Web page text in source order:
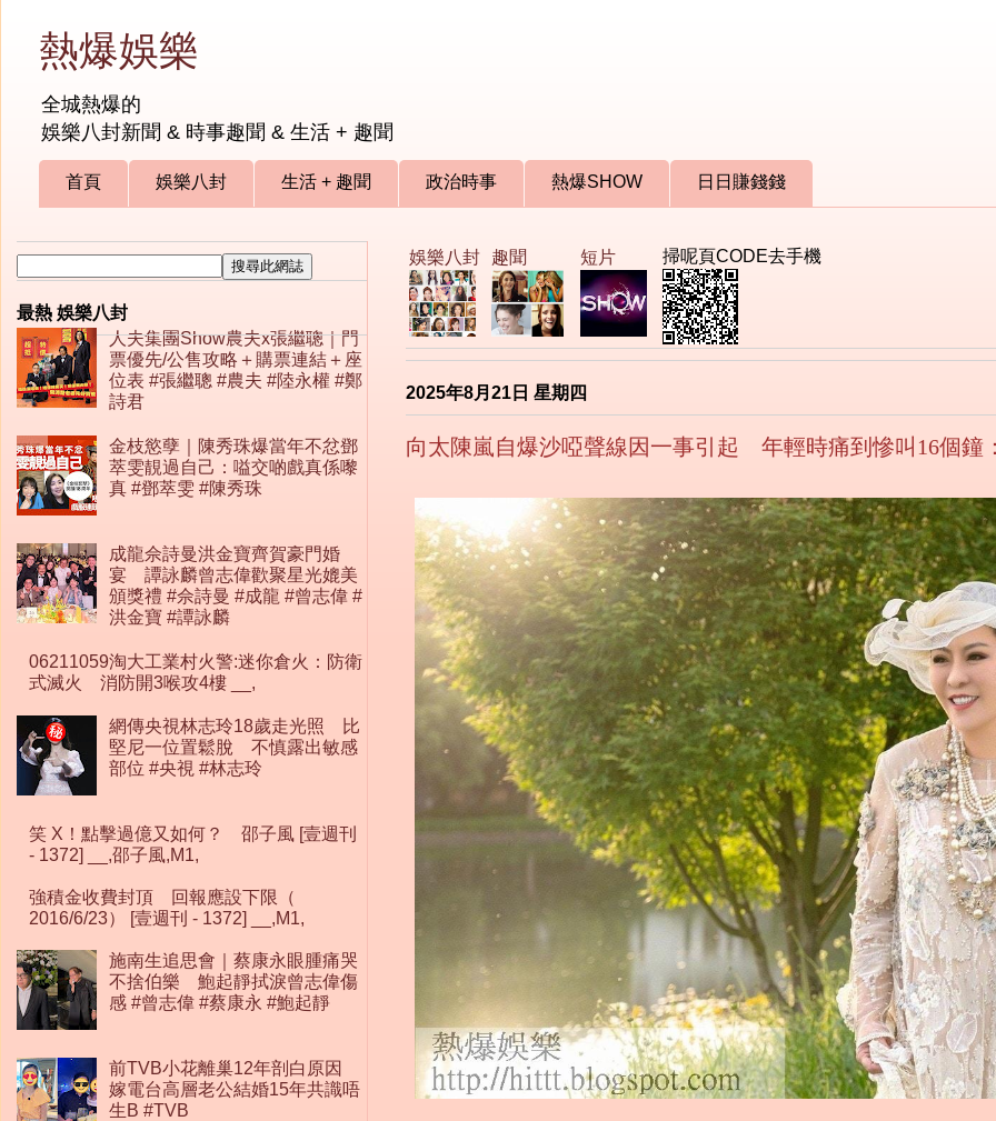
熱爆娛樂
全城熱爆的
娛樂八封新聞 & 時事趣聞 & 生活 + 趣聞
首頁 娛樂八封 生活 + 趣聞 政治時事 熱爆SHOW 日日賺錢錢
娛樂八封 趣聞 短片 掃呢頁CODE去手機
2025年8月21日 星期四
向太陳嵐自爆沙啞聲線因一事引起 年輕時痛到慘叫16個鐘
最熱 娛樂八封
人夫集團Show農夫x張繼聰｜門
票優先/公售攻略＋購票連結＋座
位表 #張繼聰 #農夫 #陸永權 #鄭
詩君
金枝慾孽｜陳秀珠爆當年不忿鄧
萃雯靚過自己：嗌交啲戲真係嚟
真 #鄧萃雯 #陳秀珠
成龍佘詩曼洪金寶齊賀豪門婚
宴 譚詠麟曾志偉歡聚星光媲美
頒獎禮 #佘詩曼 #成龍 #曾志偉 #
洪金寶 #譚詠麟
06211059淘大工業村火警:迷你倉火：防衛
式滅火 消防開3喉攻4樓 __,
網傳央視林志玲18歲走光照 比
堅尼一位置鬆脫 不慎露出敏感
部位 #央視 #林志玲
笑 X！點擊過億又如何？ 邵子風 [壹週刊
- 1372] __,邵子風,M1,
強積金收費封頂 回報應設下限（
2016/6/23） [壹週刊 - 1372] __,M1,
施南生追思會｜蔡康永眼腫痛哭
不捨伯樂 鮑起靜拭淚曾志偉傷
感 #曾志偉 #蔡康永 #鮑起靜
前TVB小花離巢12年剖白原因
嫁電台高層老公結婚15年共識唔
生B #TVB